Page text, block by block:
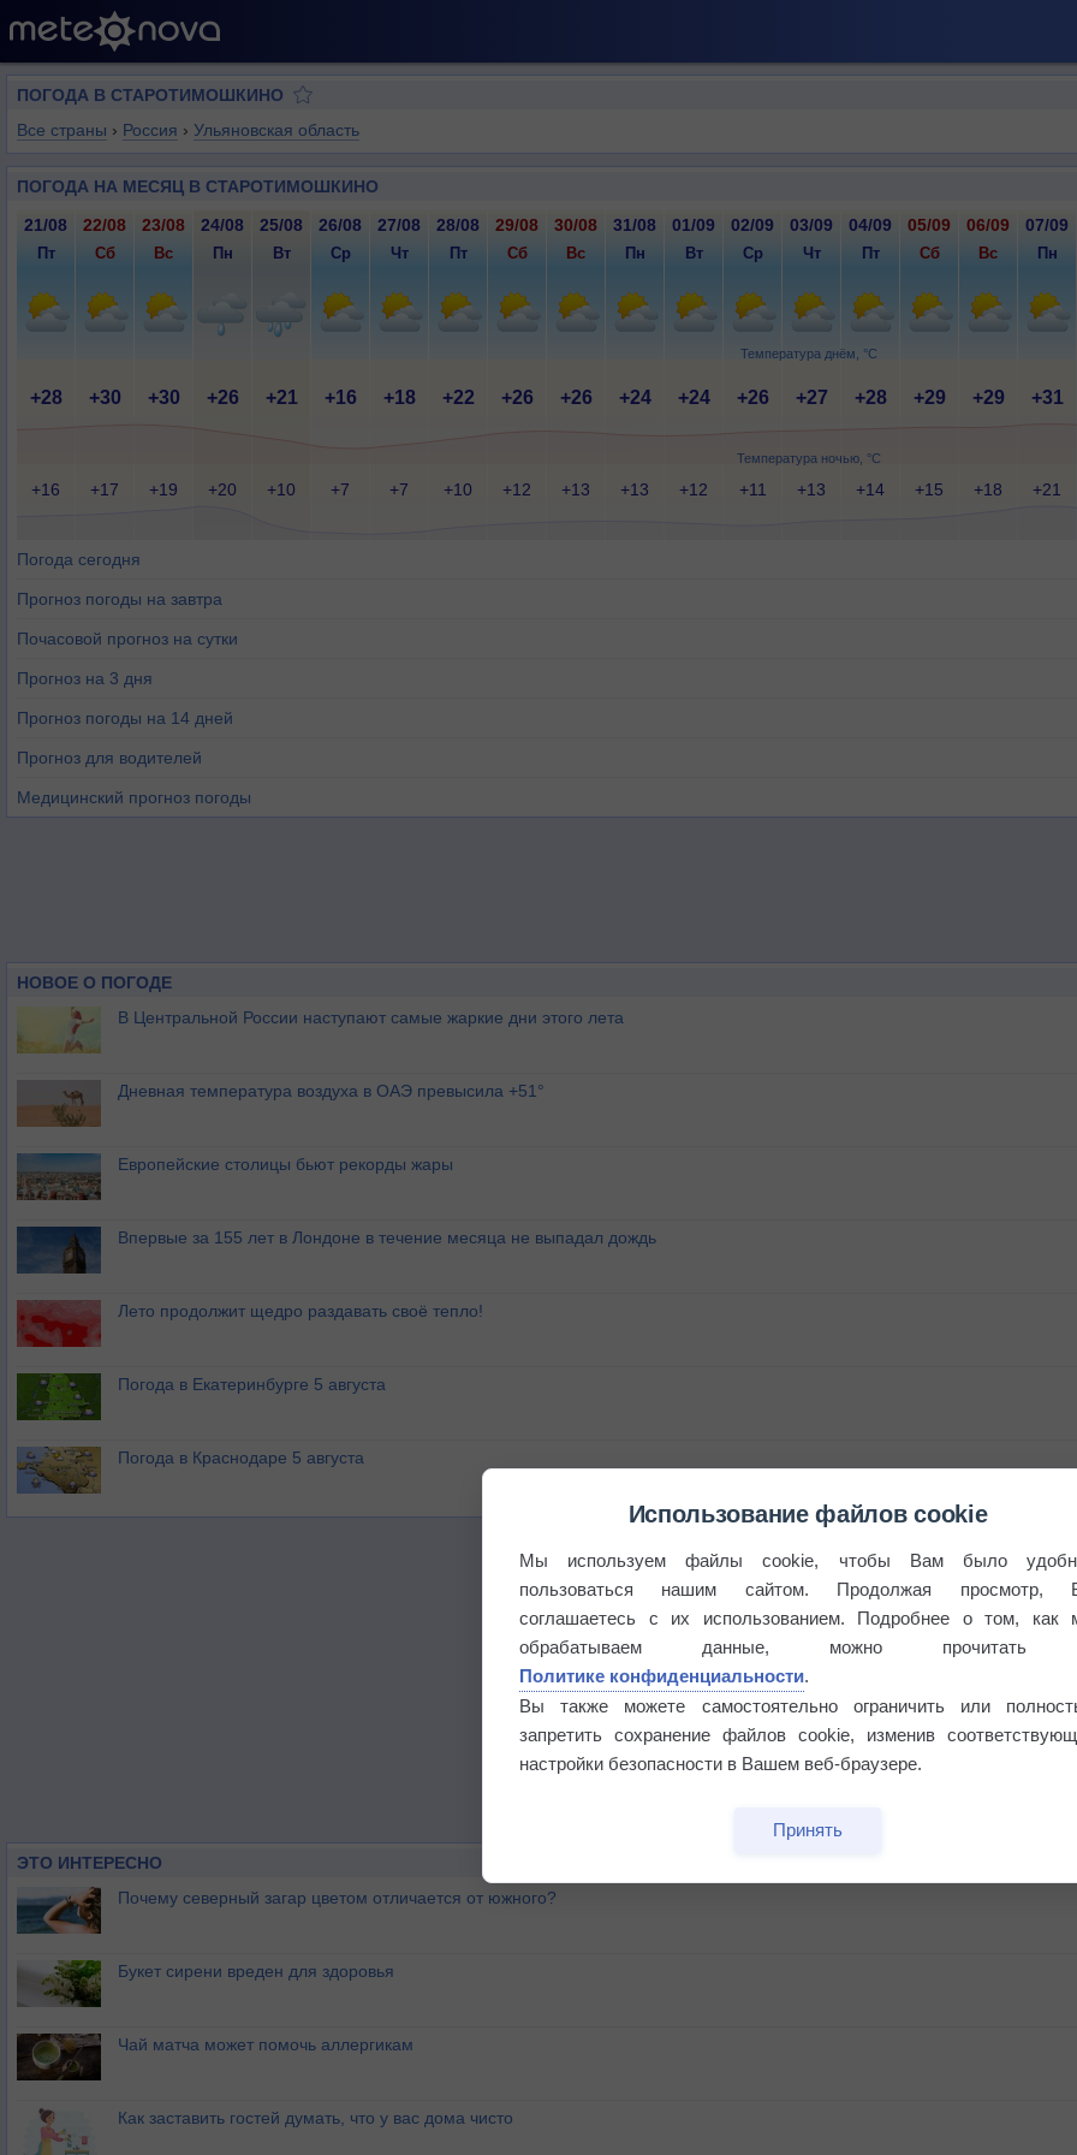
ПОГОДА В СТАРОТИМОШКИНО
Все страны › Россия › Ульяновская область
ПОГОДА НА МЕСЯЦ В СТАРОТИМОШКИНО
Температура днём, °C
Температура ночью, °C
21/08 22/08 23/08 24/08 25/08 26/08 27/08 28/08 29/08 30/08 31/08 01/09 02/09 03/09 04/09 05/09 06/09 07/09
Пт Сб Вс Пн Вт Ср Чт Пт Сб Вс Пн Вт Ср Чт Пт Сб Вс Пн
+28 +30 +30 +26 +21 +16 +18 +22 +26 +26 +24 +24 +26 +27 +28 +29 +29 +31
+16 +17 +19 +20 +10 +7 +7 +10 +12 +13 +13 +12 +11 +13 +14 +15 +18 +21
Погода сегодня
Прогноз погоды на завтра
Почасовой прогноз на сутки
Прогноз на 3 дня
Прогноз погоды на 14 дней
Прогноз для водителей
Медицинский прогноз погоды
НОВОЕ О ПОГОДЕ
В Центральной России наступают самые жаркие дни этого лета
Дневная температура воздуха в ОАЭ превысила +51°
Европейские столицы бьют рекорды жары
Впервые за 155 лет в Лондоне в течение месяца не выпадал дождь
Лето продолжит щедро раздавать своё тепло!
Погода в Екатеринбурге 5 августа
Погода в Краснодаре 5 августа
ЭТО ИНТЕРЕСНО
Почему северный загар цветом отличается от южного?
Букет сирени вреден для здоровья
Чай матча может помочь аллергикам
Как заставить гостей думать, что у вас дома чисто
Использование файлов cookie
Мы используем файлы cookie, чтобы Вам было
пользоваться нашим сайтом. Продолжая просмотр,
соглашаетесь с их использованием. Подробнее о том, как
обрабатываем данные, можно прочитать
Политике конфиденциальности.
Вы также можете самостоятельно ограничить или
запретить сохранение файлов cookie, изменив
настройки безопасности в Вашем веб-браузере.
Принять